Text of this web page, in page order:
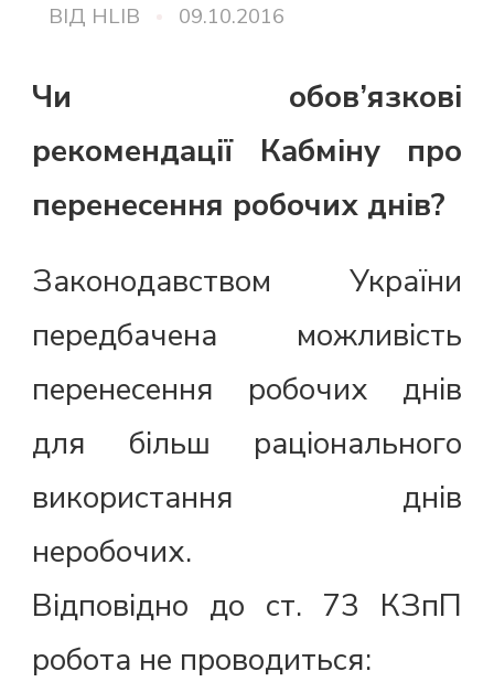
ВІД HLIB 09.10.2016
Чи обов’язкові
рекомендації Кабміну про
перенесення робочих днів?
Законодавством України
передбачена можливість
перенесення робочих днів
для більш раціонального
використання днів
неробочих.
Відповідно до ст. 73 КЗпП
робота не проводиться: